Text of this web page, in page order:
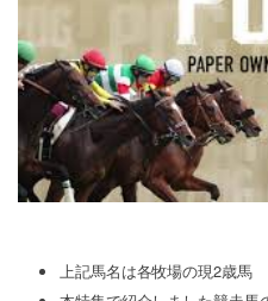
上記馬名は各牧場の現2歳馬